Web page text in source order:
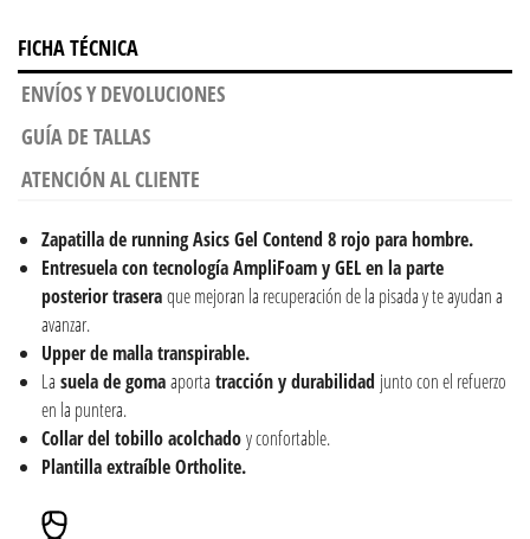
FICHA TÉCNICA
ENVÍOS Y DEVOLUCIONES
GUÍA DE TALLAS
ATENCIÓN AL CLIENTE
Zapatilla de running Asics Gel Contend 8 rojo parahombre.
Entresuela con tecnología AmpliFoam y GEL en la parte
posterior traseraque mejoran la recuperación de la pisada y te ayudan a
avanzar.
Upper de malla transpirable.
La suela de gomaaporta tracción y durabilidad junto con el refuerzo
en la puntera.
Collar del tobillo acolchadoy confortable.
Plantilla extraíble Ortholite.